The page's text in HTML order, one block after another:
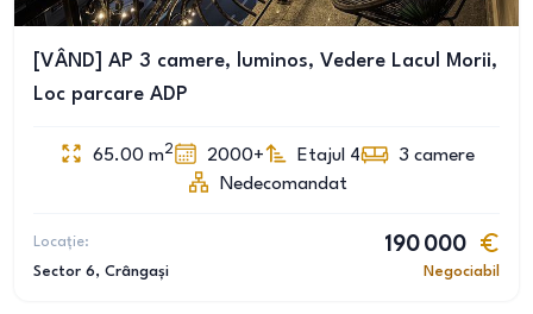
[VÂND] AP 3 camere, luminos, Vedere Lacul Morii,
Loc parcare ADP
65.00 m2 2000+ Etajul 4 3 camere
Nedecomandat
Locație:
Sector 6, Crângași
190 000
Negociabil